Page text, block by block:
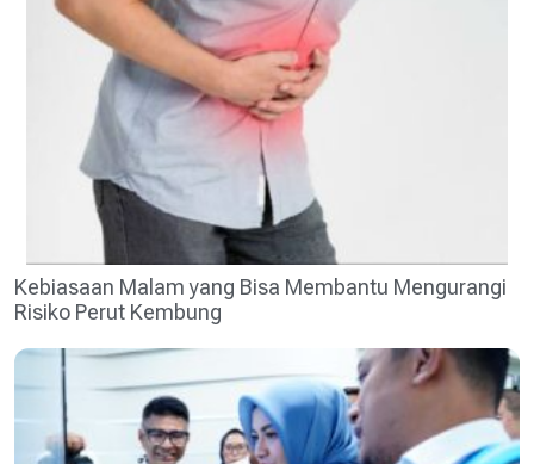
Kebiasaan Malam yang Bisa Membantu Mengurangi
Risiko Perut Kembung